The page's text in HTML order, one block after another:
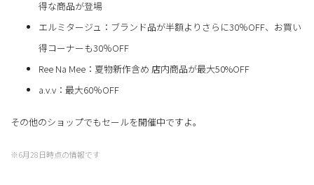
得な商品が登場
エルミタージュ：ブランド品が半額よりさらに30％OFF、お買い
得コーナーも30％OFF
Ree Na Mee：夏物新作含め 店内商品が最大50%OFF
a.v.v：最大60％OFF
その他のショップでもセールを開催中ですよ。
※6月28日時点の情報です